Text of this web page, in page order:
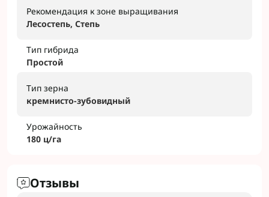
Рекомендация к зоне выращивания
Лесостепь, Степь
Тип гибрида
Простой
Тип зерна
кремнисто-зубовидный
Урожайность
180 ц/га
Отзывы